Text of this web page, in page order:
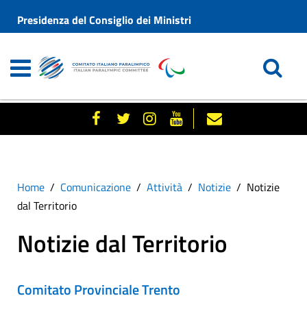
Presidenza del Consiglio dei Ministri
Home Comunicazione Attività Notizie
Notizie
dal Territorio
Notizie dal Territorio
Comitato Provinciale Trento